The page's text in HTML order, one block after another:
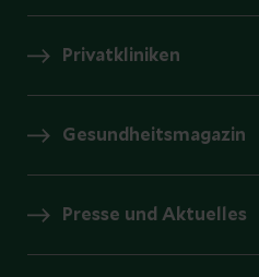
Privatkliniken
Gesundheitsmagazin
Presse und Aktuelles